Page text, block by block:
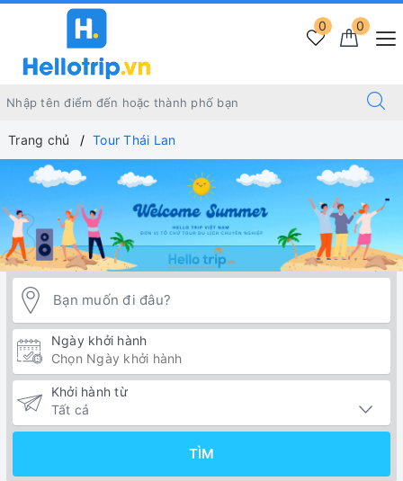
0
0
Trang chủ Tour Thái Lan
Ngày khởi hành
Khởi hành từ
TÌM